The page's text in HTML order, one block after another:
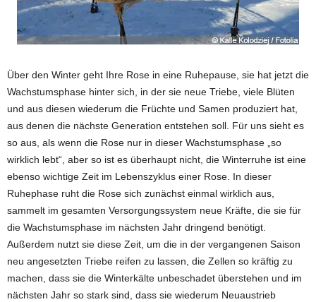
Über den Winter geht Ihre Rose in eine Ruhepause, sie hat jetzt die
Wachstumsphase hinter sich, in der sie neue Triebe, viele Blüten
und aus diesen wiederum die Früchte und Samen produziert hat,
aus denen die nächste Generation entstehen soll. Für uns sieht es
so aus, als wenn die Rose nur in dieser Wachstumsphase „so
wirklich lebt“, aber so ist es überhaupt nicht, die Winterruhe ist eine
ebenso wichtige Zeit im Lebenszyklus einer Rose. In dieser
Ruhephase ruht die Rose sich zunächst einmal wirklich aus,
sammelt im gesamten Versorgungssystem neue Kräfte, die sie für
die Wachstumsphase im nächsten Jahr dringend benötigt.
Außerdem nutzt sie diese Zeit, um die in der vergangenen Saison
neu angesetzten Triebe reifen zu lassen, die Zellen so kräftig zu
machen, dass sie die Winterkälte unbeschadet überstehen und im
nächsten Jahr so stark sind, dass sie wiederum Neuaustrieb